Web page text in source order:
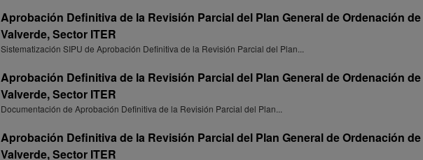
Aprobación Definitiva de la Revisión Parcial del Plan General de Ordenación de
Valverde, Sector ITER
Sistematización SIPU de Aprobación Definitiva de la Revisión Parcial del Plan...
Aprobación Definitiva de la Revisión Parcial del Plan General de Ordenación de
Valverde, Sector ITER
Documentación de Aprobación Definitiva de la Revisión Parcial del Plan...
Aprobación Definitiva de la Revisión Parcial del Plan General de Ordenación de
Valverde, Sector ITER